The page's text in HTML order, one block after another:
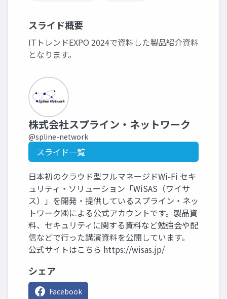
スライド概要
ITトレンドEXPO 2024で資料した製品紹介資料
となります。
株式会社スプライン・ネットワーク
@spline-network
スライド一覧
日本初のクラウド型フルマネージドWi-Fi セキ
ュリティ・ソリューション「WiSAS（ワイサ
ス）」を開発・提供しているスプライン・ネッ
トワーク㈱による公式アカウントです。製品資
料、セキュリティに関する資料など勉強会や配
信などで行った講演資料を公開しています。
公式サイトはこちら https://wisas.jp/
シェア
Facebook